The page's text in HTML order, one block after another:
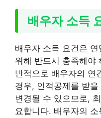
배우자 소득
배우자 소득 요건은
위해 반드시 충족해야
반적으로 배우자의 연
경우, 인적공제를 받
변경될 수 있으므로,
요합니다. 배우자의